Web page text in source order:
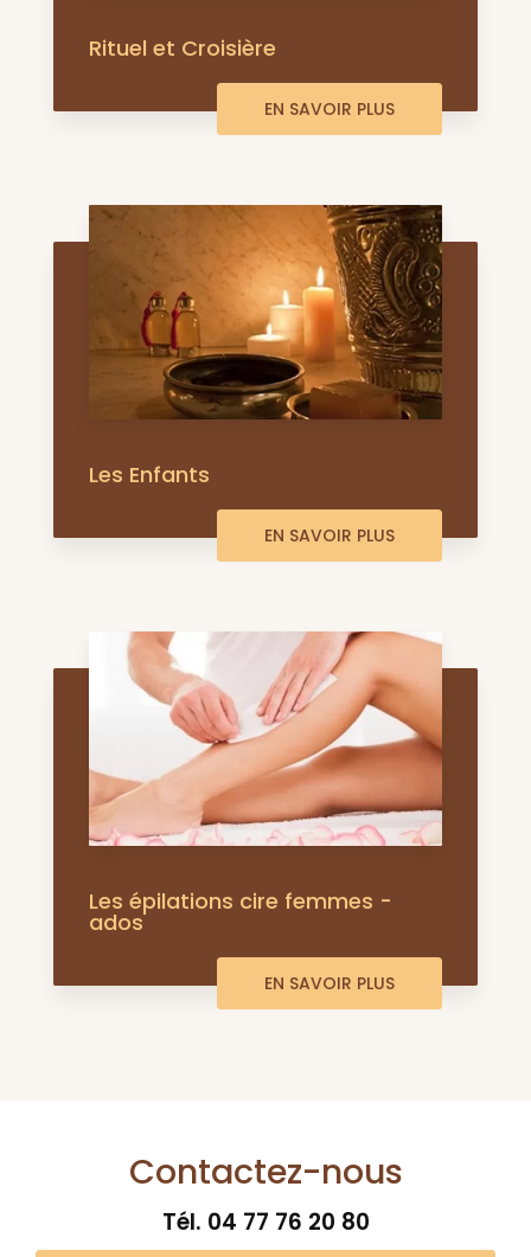
Rituel et Croisière
EN SAVOIR PLUS
Les Enfants
EN SAVOIR PLUS
Les épilations cire femmes -
ados
EN SAVOIR PLUS
Contactez-nous
Tél. 04 77 76 20 80